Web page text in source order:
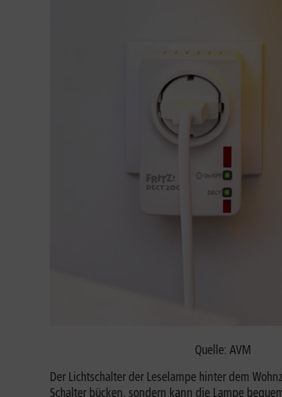
Quelle: AVM
Der Lichtschalter der Leselampe hinter dem
Schalter bücken, sondern kann die Lampe